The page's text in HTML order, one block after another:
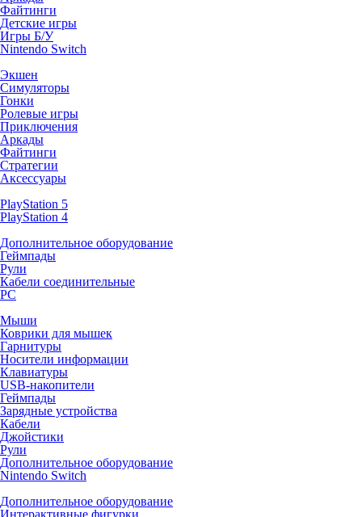
Файтинги
Детские игры
Игры Б/У
Nintendo Switch
Экшен
Симуляторы
Гонки
Ролевые игры
Приключения
Аркады
Файтинги
Стратегии
Аксессуары
PlayStation 5
PlayStation 4
Дополнительное оборудование
Геймпады
Рули
Кабели соединительные
PC
Мыши
Коврики для мышек
Гарнитуры
Носители информации
Клавиатуры
USB-накопители
Геймпады
Зарядные устройства
Кабели
Джойстики
Рули
Дополнительное оборудование
Nintendo Switch
Дополнительное оборудование
Интерактивные фигурки